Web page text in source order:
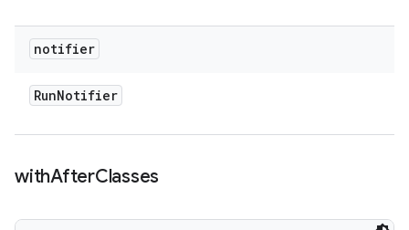
notifier
RunNotifier
withAfterClasses